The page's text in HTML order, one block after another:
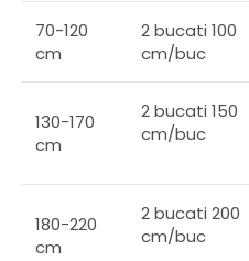
70-120
cm
2 bucati 100
cm/buc
130-170
cm
2 bucati 150
cm/buc
180-220
cm
2 bucati 200
cm/buc